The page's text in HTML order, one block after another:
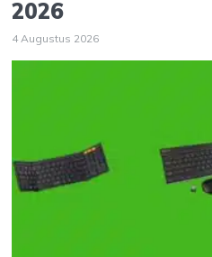
2026
4 Augustus 2026